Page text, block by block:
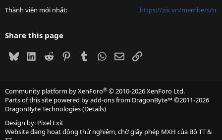
Thành viên mới nhất https://zix.vn/members/tr
Share this page
BlueskyLinkedIn
Reddit PinterestTumblrWhatsApp
EmailLink
Community platform by XenForo® © 2010-2026 XenForo Ltd.
Parts of this site powered byadd-ons from DragonByte™©2011-2026
DragonByte Technologies(Details)
Design by: Pixel Exit
Website đang hoạt động thử nghiệm, chờ giấy phép MXH của Bộ TT &